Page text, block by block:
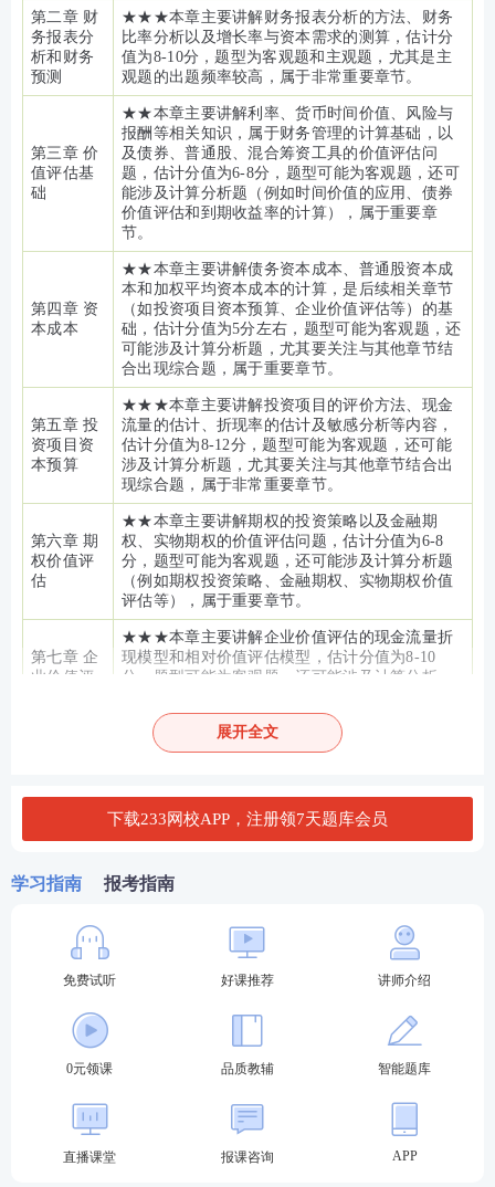
第二章 财
务报表分
析和财务
预测
★★★本章主要讲解财务报表分析的方法、财务
比率分析以及增长率与资本需求的测算，估计分
值为8-10分，题型为客观题和主观题，尤其是主
观题的出题频率较高，属于非常重要章节。
第三章 价
值评估基
础
★★本章主要讲解利率、货币时间价值、风险与
报酬等相关知识，属于财务管理的计算基础，以
及债券、普通股、混合筹资工具的价值评估问
题，估计分值为6-8分，题型可能为客观题，还可
能涉及计算分析题（例如时间价值的应用、债券
价值评估和到期收益率的计算），属于重要章
节。
第四章 资
本成本
★★本章主要讲解债务资本成本、普通股资本成
本和加权平均资本成本的计算，是后续相关章节
（如投资项目资本预算、企业价值评估等）的基
础，估计分值为5分左右，题型可能为客观题，还
可能涉及计算分析题，尤其要关注与其他章节结
合出现综合题，属于重要章节。
第五章 投
资项目资
本预算
★★★本章主要讲解投资项目的评价方法、现金
流量的估计、折现率的估计及敏感分析等内容，
估计分值为8-12分，题型可能为客观题，还可能
涉及计算分析题，尤其要关注与其他章节结合出
现综合题，属于非常重要章节。
第六章 期
权价值评
估
★★本章主要讲解期权的投资策略以及金融期
权、实物期权的价值评估问题，估计分值为6-8
分，题型可能为客观题，还可能涉及计算分析题
（例如期权投资策略、金融期权、实物期权价值
评估等），属于重要章节。
第七章 企
业价值评
★★★本章主要讲解企业价值评估的现金流量折
现模型和相对价值评估模型，估计分值为8-10
分，题型可能为客观题，还可能涉及计算分析
合出综合题，属于非常重要章节。
本结构
★★本章主要讲解资本结构的决策方法以及杠杆
题，还可能与《本量利分析》结合出计算分析题
和综合题，属于重要章节。
期筹资
为8-10分，题型可能为客观题，还可能涉及计算
第十章 股
股票分割
★本章主要讲解股利理论与股利政策、股票分割
与股票回购等相关内容，估计分值为4-6分，题型
主要为客观题，偶尔涉及计算分析题，属于一般
营运资本
★★本章主要讲解营运资本管理策略、现金管
相关内容，估计分值为4-6分，题型主要为客观
题，但要注意应收款项管理、存货管理有出现计
展开全文
下载233网校APP，注册领7天题库会员
学习指南 报考指南
免费试听 好课推荐 讲师介绍
0元领课 品质教辅 智能题库
直播课堂 报课咨询 APP